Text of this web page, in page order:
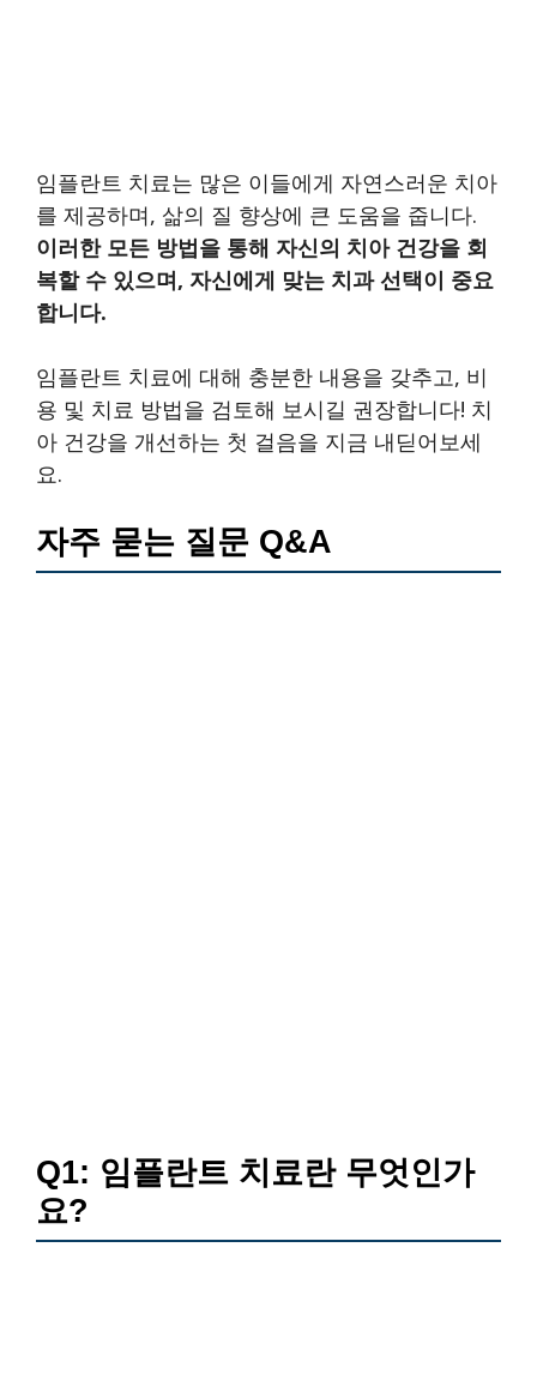
임플란트 치료는 많은 이들에게 자연스러운 치아
를 제공하며, 삶의 질 향상에 큰 도움을 줍니다.
이러한 모든 방법을 통해 자신의 치아 건강을 회
복할 수 있으며, 자신에게 맞는 치과 선택이 중요
합니다.
임플란트 치료에 대해 충분한 내용을 갖추고, 비
용 및 치료 방법을 검토해 보시길 권장합니다! 치
아 건강을 개선하는 첫 걸음을 지금 내딛어보세
요.
자주 묻는 질문 Q&A
Q1: 임플란트 치료란 무엇인가
요?